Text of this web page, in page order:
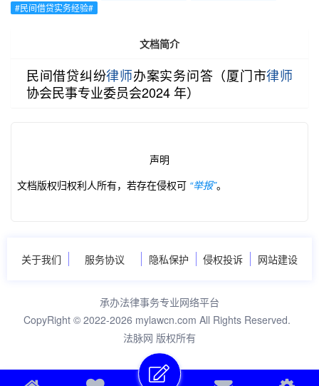
第2/37页
#民间借贷实务经验#
文档简介
民间借贷纠纷律师办案实务问答（厦⻔市律师
协会⺠事专业委员会2024 年）
声明
文档版权归权利人所有，若存在侵权可 “举报”。
关于我们 服务协议 隐私保护 侵权投诉 网站建设
承办法律事务专业网络平台
CopyRight © 2022-2026 mylawcn.com All Rights Reserved.
法脉网 版权所有